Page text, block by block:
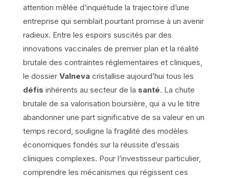
attention mêlée d’inquiétude la trajectoire d’une
entreprise qui semblait pourtant promise à un avenir
radieux. Entre les espoirs suscités par des
innovations vaccinales de premier plan et la réalité
brutale des contraintes réglementaires et cliniques,
le dossier Valnevacristallise aujourd’hui tous les
défis inhérents au secteur de la santé. La chute
brutale de sa valorisation boursière, qui a vu le titre
abandonner une part significative de sa valeur en un
temps record, souligne la fragilité des modèles
économiques fondés sur la réussite d’essais
cliniques complexes. Pour l’investisseur particulier,
comprendre les mécanismes qui régissent ces